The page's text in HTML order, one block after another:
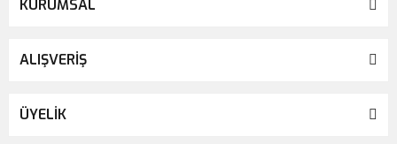
KURUMSAL
ALIŞVERİŞ
ÜYELİK